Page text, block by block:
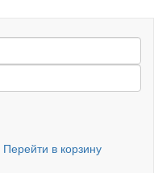
Перейти в корзину